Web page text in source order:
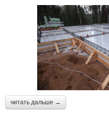
читать дальше →